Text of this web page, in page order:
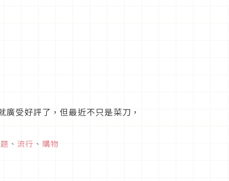
受好評了，但最近不只是菜刀，
、 流行 、 購物